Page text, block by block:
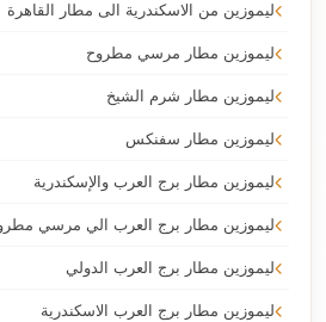
ليموزين من الاسكندرية الى مطار القاهرة
ليموزين مطار مرسي مطروح
ليموزين مطار شرم الشيخ
ليموزين مطار سفنكس
ليموزين مطار برج العرب والإسكندرية
ليموزين مطار برج العرب الي مرسي مطروح
ليموزين مطار برج العرب الدولي
ليموزين مطار برج العرب الاسكندرية